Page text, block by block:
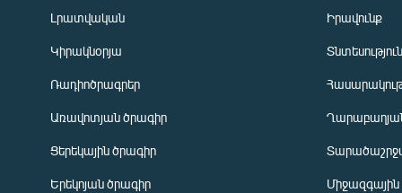
Լրատվական
Կիրակնօրյա
Ռադիոծրագրեր
Առավոտյան ծրագիր
Ցերեկային ծրագիր
Երեկոյան ծրագիր
Իրավունք
Տնտեսություն
Միջազգային